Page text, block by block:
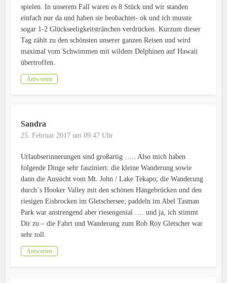
spielen. In unserem Fall waren es 8 Stück und wir standen
einfach nur da und haben sie beobachtet- ok und ich musste
sogar 1-2 Glückseeligkeitstränchen verdrücken. Kurzum dieser
Tag zählt zu den schönsten unserer ganzen Reisen und wird
maximal vom Schwimmen mit wildem Delphinen auf Hawaii
übertroffen.
Antworten
Sandra
25. Februar 2017 um 09:47 Uhr
Urlaubserinnerungen sind großartig ….. Also mich haben
folgende Dinge sehr fasziniert: die kleine Wanderung sowie
dann die Aussicht vom Mt. John / Lake Tekapo; die Wanderung
durch´s Hooker Valley mit den schönen Hängebrücken und den
riesigen Eisbrocken im Gletschersee; paddeln im Abel Tasman
Park war anstrengend aber riesengenial …. und ja, ich stimmt
Dir zu – die Fahrt und Wanderung zum Rob Roy Gletscher war
sehr toll.
Antworten